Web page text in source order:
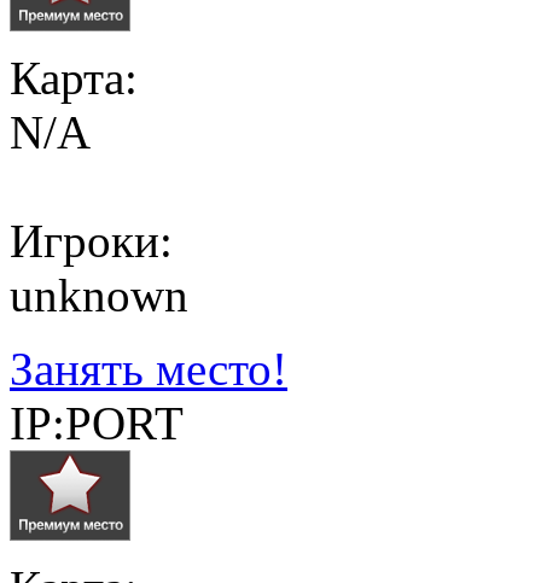
Карта:
N/A
Игроки:
unknown
Занять место!
IP:PORT